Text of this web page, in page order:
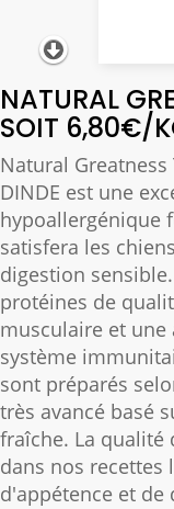
NATURAL
SOIT 6,80€/
Natural Greatness
DINDE est une
hypoallergénique
satisfera les
digestion
protéines de
musculaire et
système
sont préparés
très avancé basé
fraîche. La qualité
dans nos recettes
d'appétence et de